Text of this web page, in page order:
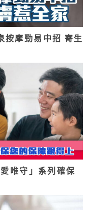
按摩勁易中招 寄生
唯守」系列確保